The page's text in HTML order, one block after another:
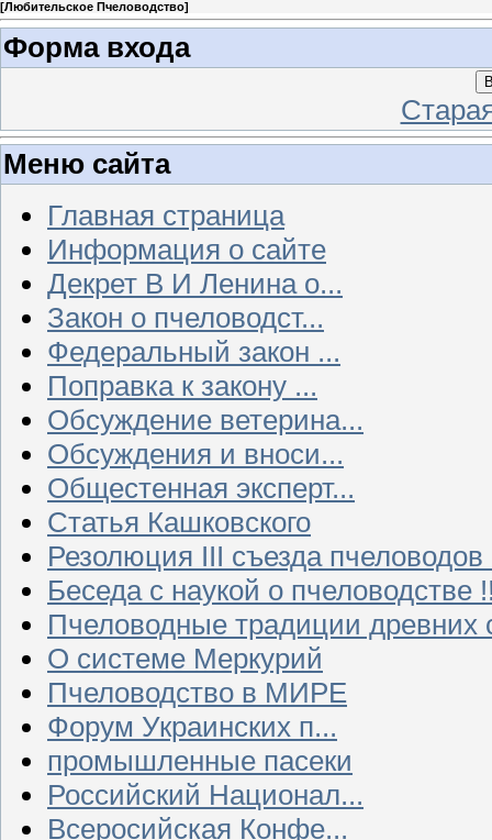
[Любительское Пчеловодство]
Форма входа
Меню сайта
Главная страница
Информация о сайте
Декрет В И Ленина о...
Закон о пчеловодст...
Федеральный закон ...
Поправка к закону ...
Обсуждение ветерина...
Обсуждения и вноси...
Общестенная эксперт...
Статья Кашковского
Резолюция III съезда
Беседа с наукой о пчеловодстве
Пчеловодные традиции древних
О системе Меркурий
Пчеловодство в МИРЕ
Форум Украинских п...
промышленные пасеки
Российский Национал...
Всеросийская Конфе...